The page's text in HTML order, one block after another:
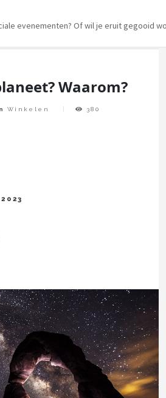
evenementen? Of wil je eruit gegooid
Waarom?
Winkelen 380